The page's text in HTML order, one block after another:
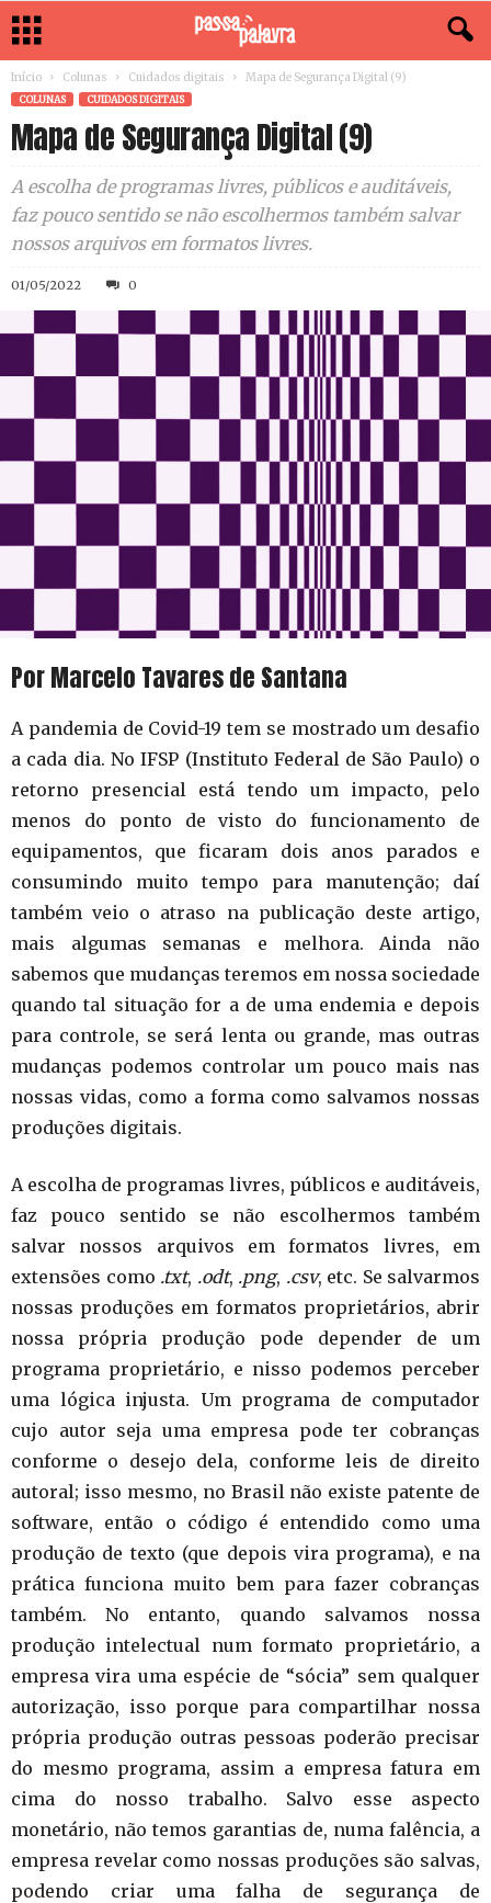
Início Colunas Cuidados digitais Mapa de Segurança Digital (9)
COLUNAS CUIDADOS DIGITAIS
Mapa de Segurança Digital (9)
A escolha de programas livres, públicos e auditáveis,
faz pouco sentido se não escolhermos também salvar
nossos arquivos em formatos livres.
01/05/2022 0
Por Marcelo Tavares de Santana
A pandemia de Covid-19 tem se mostrado um desafio
a cada dia. No IFSP (Instituto Federal de São Paulo) o
retorno presencial está tendo um impacto, pelo
menos do ponto de visto do funcionamento de
equipamentos, que ficaram dois anos parados e
consumindo muito tempo para manutenção; daí
também veio o atraso na publicação deste artigo,
mais algumas semanas e melhora. Ainda não
sabemos que mudanças teremos em nossa sociedade
quando tal situação for a de uma endemia e depois
para controle, se será lenta ou grande, mas outras
mudanças podemos controlar um pouco mais nas
nossas vidas, como a forma como salvamos nossas
produções digitais.
A escolha de programas livres, públicos e auditáveis,
faz pouco sentido se não escolhermos também
salvar nossos arquivos em formatos livres, em
extensões como .txt, .odt, .png, .csv, etc. Se salvarmos
nossas produções em formatos proprietários, abrir
nossa própria produção pode depender de um
programa proprietário, e nisso podemos perceber
uma lógica injusta. Um programa de computador
cujo autor seja uma empresa pode ter cobranças
conforme o desejo dela, conforme leis de direito
autoral; isso mesmo, no Brasil não existe patente de
software, então o código é entendido como uma
produção de texto (que depois vira programa), e na
prática funciona muito bem para fazer cobranças
também. No entanto, quando salvamos nossa
produção intelectual num formato proprietário, a
empresa vira uma espécie de “sócia” sem qualquer
autorização, isso porque para compartilhar nossa
própria produção outras pessoas poderão precisar
do mesmo programa, assim a empresa fatura em
cima do nosso trabalho. Salvo esse aspecto
monetário, não temos garantias de, numa falência, a
empresa revelar como nossas produções são salvas,
podendo criar uma falha de segurança de